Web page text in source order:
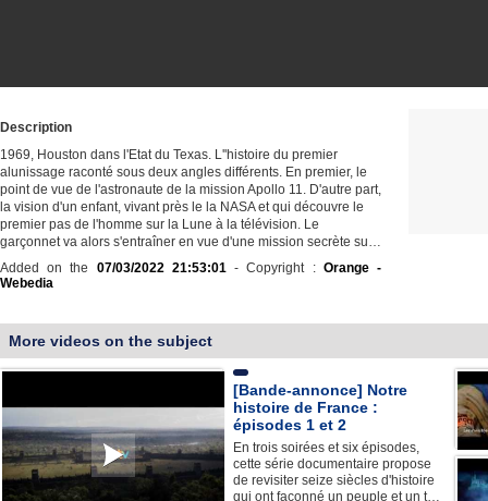
Description
1969, Houston dans l'Etat du Texas. L''histoire du premier
alunissage raconté sous deux angles différents. En premier, le
point de vue de l'astronaute de la mission Apollo 11. D'autre part,
la vision d'un enfant, vivant près le la NASA et qui découvre le
premier pas de l'homme sur la Lune à la télévision. Le
garçonnet va alors s'entraîner en vue d'une mission secrète su…
Added on the 07/03/2022 21:53:01- Copyright : Orange -
Webedia
More videos on the subject
[Bande-annonce] Notre
histoire de France :
épisodes 1 et 2
En trois soirées et six épisodes,
cette série documentaire propose
de revisiter seize siècles d'histoire
qui ont façonné un peuple et un t…